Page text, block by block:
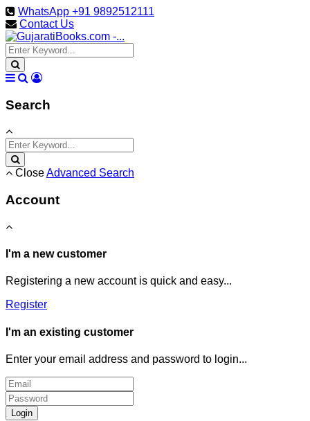
WhatsApp +91 9892512111
Contact Us
Search
CloseAdvanced Search
Account
I'm a new customer
Registering a new account is quick and easy...
Register
I'm an existing customer
Enter your email address and password to login...
Login